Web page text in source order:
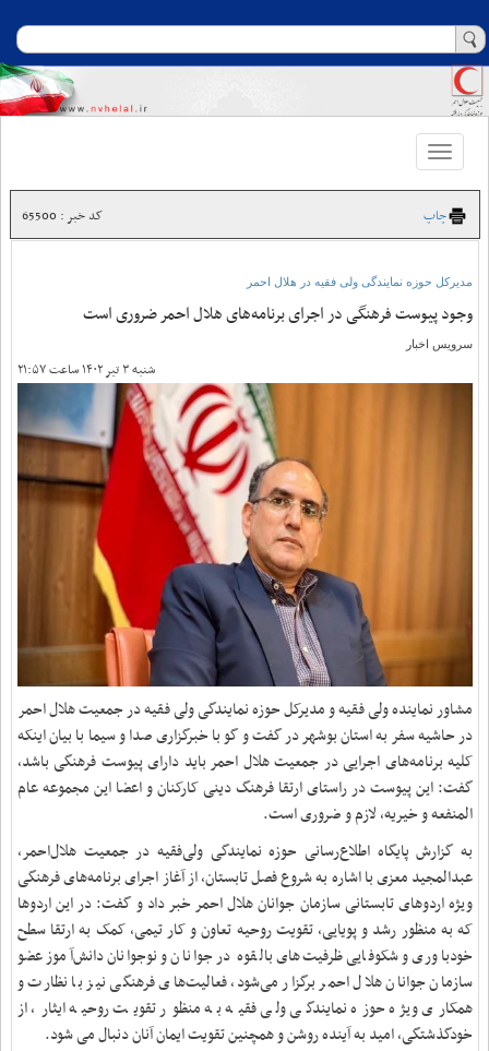
Toggle
navigation
چاپ کد خبر : 65500
مدیرکل حوزه نمایندگی ولی فقیه در هلال احمر
وجود پیوست فرهنگی در اجرای برنامه‌های هلال احمر ضروری است
سرویس اخبار
شنبه ۳ تیر ۱۴۰۲ ساعت ۲۱:۵۷
مشاور نماینده ولی فقیه و مدیرکل حوزه نمایندگی ولی فقیه در جمعیت هلال احمر
در حاشیه سفر به استان بوشهر در گفت و گو با خبرگزاری صدا و سیما با بیان اینکه
کلیه برنامه‌های اجرایی در جمعیت هلال احمر باید دارای پیوست فرهنگی باشد،
گفت: این پیوست در راستای ارتقا فرهنگ دینی کارکنان و اعضا این مجموعه عام
المنفعه و‌ خیریه، لازم و ضروری است.
به گزارش پایگاه اطلاع‌رسانی حوزه نمایندگی ولی‌فقیه در جمعیت هلال‌احمر،
عبدالمجید معزی با اشاره به شروع فصل تابستان، از آغاز اجرای برنامه‌های فرهنگی
ویژه اردوهای تابستانی سازمان جوانان هلال احمر خبر داد و گفت: در این اردوها
که به منظور رشد و پویایی، تقویت روحیه تعاون و کار تیمی، کمک به ارتقا سطح
خودباوری و شکوفایی ظرفیت‌های بالقوه در جوانان و نوجوانان دانش‌آموز عضو
سازمان جوانان هلال احمر برگزار می‌شود، فعالیت‌های فرهنگی نیز با نظارت و
همکاری ویژه حوزه نمایندگی ولی فقیه به منظور تقویت روحیه ایثار، از
خودگذشتگی، امید به آینده روشن و همچنین تقویت ایمان آنان دنبال می شود.